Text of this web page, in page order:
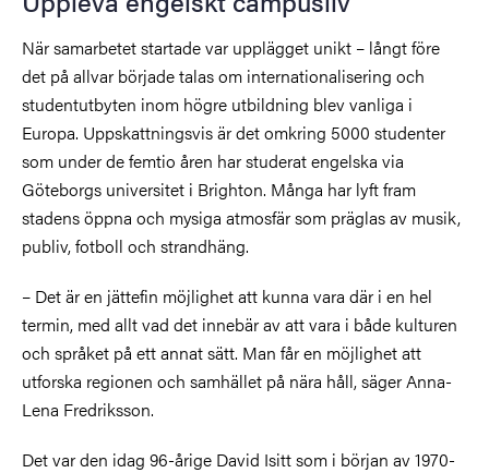
När samarbetet startade var upplägget unikt – långt före
det på allvar började talas om internationalisering och
studentutbyten inom högre utbildning blev vanliga i
Europa. Uppskattningsvis är det omkring 5000 studenter
som under de femtio åren har studerat engelska via
Göteborgs universitet i Brighton. Många har lyft fram
stadens öppna och mysiga atmosfär som präglas av musik,
publiv, fotboll och strandhäng.
– Det är en jättefin möjlighet att kunna vara där i en hel
termin, med allt vad det innebär av att vara i både kulturen
och språket på ett annat sätt. Man får en möjlighet att
utforska regionen och samhället på nära håll, säger Anna-
Lena Fredriksson.
Det var den idag 96-årige David Isitt som i början av 1970-